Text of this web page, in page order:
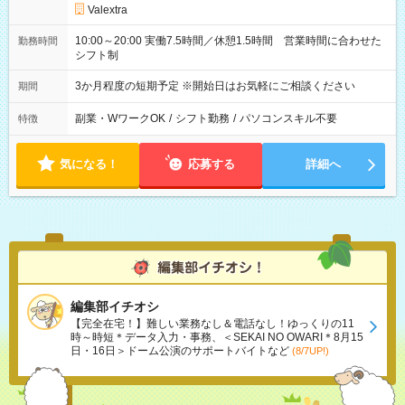
Valextra
勤務時間
10:00～20:00 実働7.5時間／休憩1.5時間 営業時間に合わせた
シフト制
期間 3か月程度の短期予定 ※開始日はお気軽にご相談ください
特徴 副業・WワークOK / シフト勤務 / パソコンスキル不要
気になる！ 応募する 詳細へ
編集部イチオシ
【完全在宅！】難しい業務なし＆電話なし！ゆっくりの11
時～時短＊データ入力・事務、＜SEKAI NO OWARI＊8月15
日・16日＞ドーム公演のサポートバイトなど (8/7UP!)